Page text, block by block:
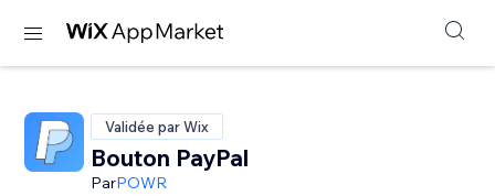
Validée par Wix
Bouton PayPal
ParPOWR